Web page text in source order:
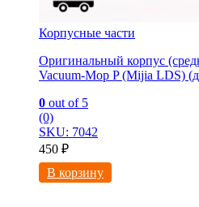
Корпусные части
Оригинальный корпус
Vacuum-Mop P (Mijia LDS)
0 out of 5
(0)
SKU: 7042
450 ₽
В корзину